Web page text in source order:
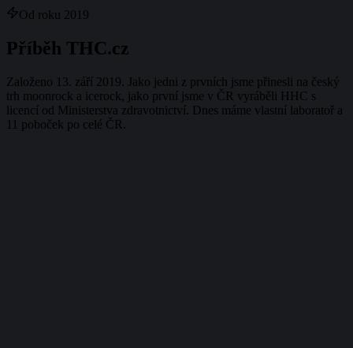
Od roku 2019
Příběh THC.cz
Založeno 13. září 2019. Jako jedni z prvních jsme přinesli na český
trh moonrock a icerock, jako první jsme v ČR vyráběli HHC s
licencí od Ministerstva zdravotnictví. Dnes máme vlastní laboratoř a
11 poboček po celé ČR.